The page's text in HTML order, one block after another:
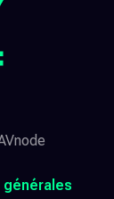
générales